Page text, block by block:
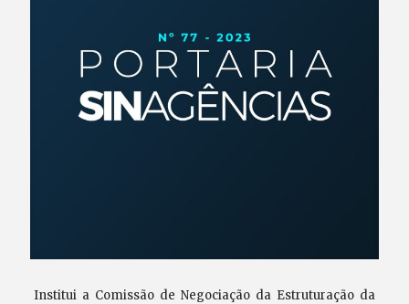
Institui a Comissão de Negociação da Estruturação da